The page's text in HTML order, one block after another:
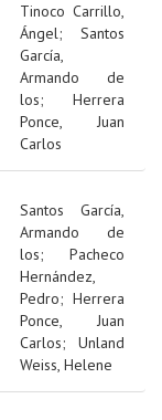
Tinoco Carrillo,
Ángel; Santos
García,
Armando de
los; Herrera
Ponce, Juan
Carlos
Santos García,
Armando de
los; Pacheco
Hernández,
Pedro; Herrera
Ponce, Juan
Carlos; Unland
Weiss, Helene